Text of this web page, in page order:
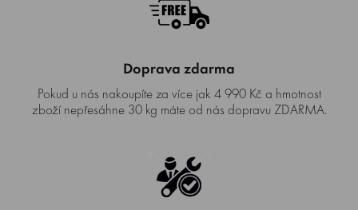
Doprava zdarma
Pokud u nás nakoupíte za více jak 4 990 Kč a hmotnost
zboží nepřesáhne 30 kg máte od nás dopravu ZDARMA.